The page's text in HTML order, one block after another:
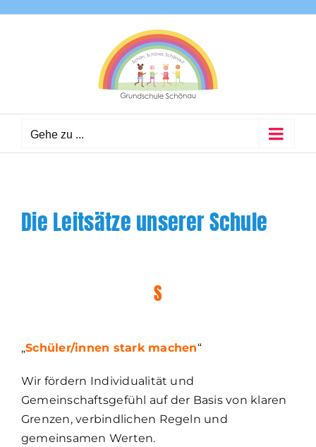
Gehe zu ...
Die Leitsätze unserer Schule
S
„Schüler/innen stark machen“
Wir fördern Individualität und
Gemeinschaftsgefühl auf der Basis von klaren
Grenzen, verbindlichen Regeln und
gemeinsamen Werten.